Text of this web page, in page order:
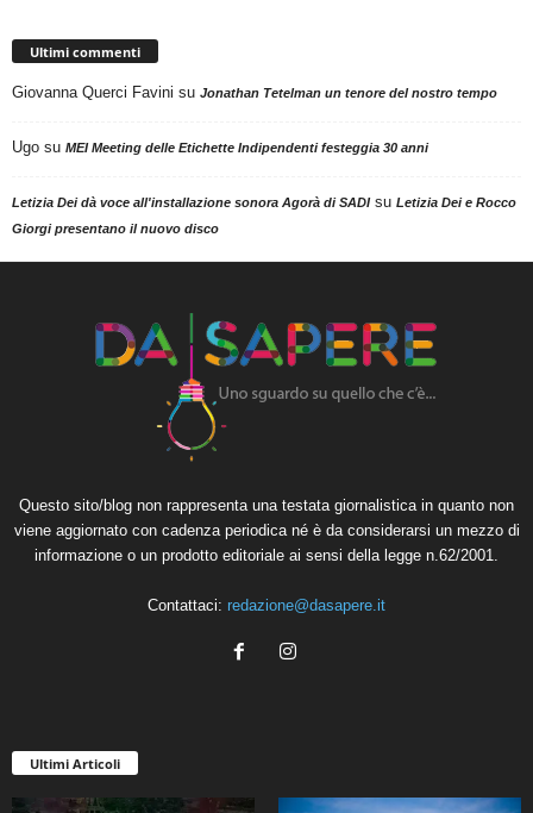
Ultimi commenti
Giovanna Querci Favini su Jonathan Tetelman un tenore del nostro tempo
Ugo su MEI Meeting delle Etichette Indipendenti festeggia 30 anni
Letizia Dei dà voce all'installazione sonora Agorà di SADIsu Letizia Dei e Rocco
Giorgi presentano il nuovo disco
Questo sito/blog non rappresenta una testata giornalistica in quanto non
viene aggiornato con cadenza periodica né è da considerarsi un mezzo di
informazione o un prodotto editoriale ai sensi della legge n.62/2001.
Contattaci: redazione@dasapere.it
Ultimi Articoli